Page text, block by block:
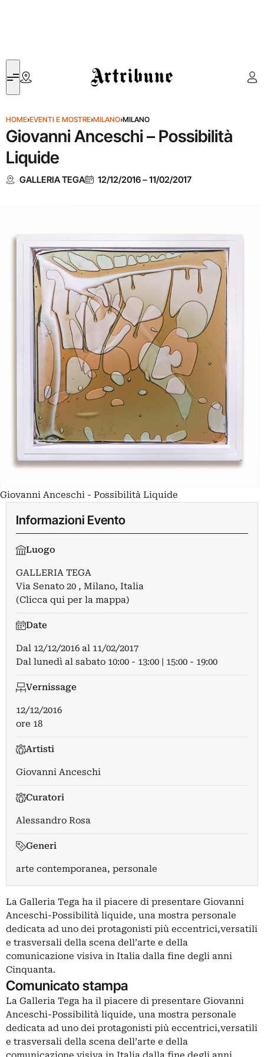
Artribune
HOME›EVENTI E MOSTRE›MILANO›MILANO
Giovanni Anceschi – Possibilità
Liquide
GALLERIA TEGA 12/12/2016–11/02/2017
Giovanni Anceschi - Possibilità Liquide
Informazioni Evento
Luogo
GALLERIA TEGA
Via Senato 20 , Milano, Italia
(Clicca qui per la mappa)
Date
Dal 12/12/2016 al 11/02/2017
Dal lunedì al sabato 10:00 - 13:00 | 15:00 - 19:00
Vernissage
12/12/2016
ore 18
Artisti
Giovanni Anceschi
Curatori
Alessandro Rosa
Generi
arte contemporanea, personale
La Galleria Tega ha il piacere di presentare Giovanni
Anceschi-Possibilità liquide, una mostra personale
dedicata ad uno dei protagonisti più eccentrici,versatili
e trasversali della scena dell’arte e della
comunicazione visiva in Italia dalla fine degli anni
Cinquanta.
Comunicato stampa
La Galleria Tega ha il piacere di presentare Giovanni
Anceschi-Possibilità liquide, una mostra personale
dedicata ad uno dei protagonisti più eccentrici,versatili
e trasversali della scena dell’arte e della